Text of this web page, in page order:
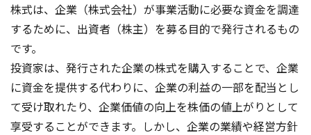
株式は、企業（株式会社）が事業活動に必要な資金を調達
するために、出資者（株主）を募る目的で発行されるもの
です。
投資家は、発行された企業の株式を購入することで、企業
に資金を提供する代わりに、企業の利益の一部を配当とし
て受け取れたり、企業価値の向上を株価の値上がりとして
享受することができます。しかし、企業の業績や経営方針